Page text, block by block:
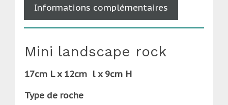
Taille
S
-
Informations complémentaires
Mini landscape rock
17cm L x 12cm l x 9cm H
Type de roche